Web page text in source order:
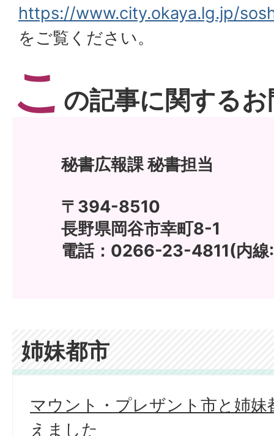
https://www.city.okaya.lg.jp/
をご覧ください。
こ の記事に関する
秘書広報課 秘書担当
〒394-8510
長野県岡谷市幸町8-1
電話：0266-23-4811(内線
姉妹都市
マウント・プレザント市と姉
えました